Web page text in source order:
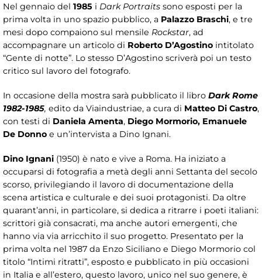
Nel gennaio del 1985 i Dark Portraits sono esposti per la
prima volta in uno spazio pubblico, a Palazzo Braschi, e tre
mesi dopo compaiono sul mensile Rockstar, ad
accompagnare un articolo di Roberto D’Agostino intitolato
“Gente di notte”. Lo stesso D’Agostino scriverà poi un testo
critico sul lavoro del fotografo.
In occasione della mostra sarà pubblicato il libro Dark Rome
1982-1985, edito da Viaindustriae, a cura di Matteo Di Castro,
con testi di Daniela Amenta, Diego Mormorio, Emanuele
De Donno e un’intervista a Dino Ignani.
Dino Ignani (1950) è nato e vive a Roma. Ha iniziato a
occuparsi di fotografia a metà degli anni Settanta del secolo
scorso, privilegiando il lavoro di documentazione della
scena artistica e culturale e dei suoi protagonisti. Da oltre
quarant’anni, in particolare, si dedica a ritrarre i poeti italiani:
scrittori già consacrati, ma anche autori emergenti, che
hanno via via arricchito il suo progetto. Presentato per la
prima volta nel 1987 da Enzo Siciliano e Diego Mormorio col
titolo “Intimi ritratti”, esposto e pubblicato in più occasioni
in Italia e all’estero, questo lavoro, unico nel suo genere, è